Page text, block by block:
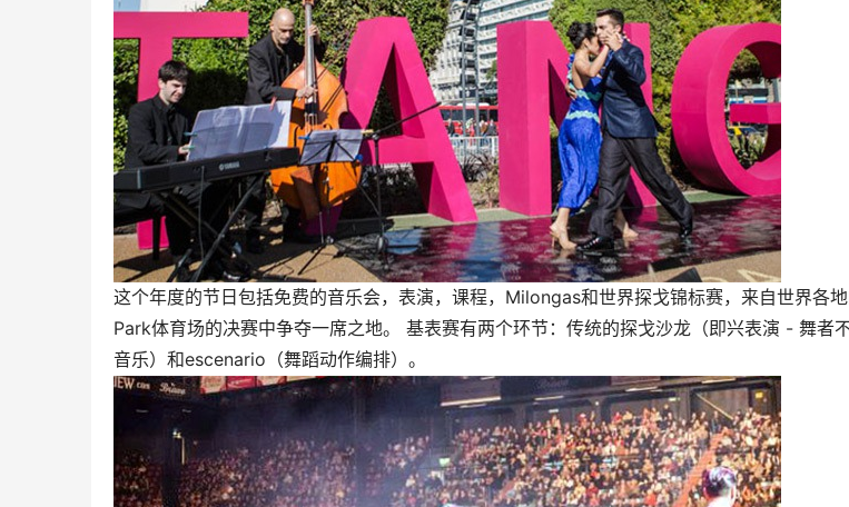
这个年度的节日包括免费的音乐会，表演，课程，Milongas和世界探戈锦标赛，来自世界各
Park体育场的决赛中争夺一席之地。 基表赛有两个环节：传统的探戈沙龙（即兴表演 - 舞者
音乐）和escenario（舞蹈动作编排）。